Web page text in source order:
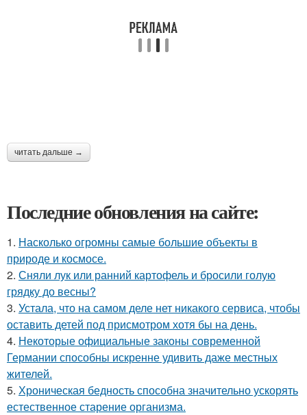
читать дальше →
Последние обновления на сайте:
1. Насколько огромны самые большие объекты в
природе и космосе.
2. Сняли лук или ранний картофель и бросили голую
грядку до весны?
3. Устала, что на самом деле нет никакого сервиса, чтобы
оставить детей под присмотром хотя бы на день.
4. Некоторые официальные законы современной
Германии способны искренне удивить даже местных
жителей.
5. Хроническая бедность способна значительно ускорять
естественное старение организма.